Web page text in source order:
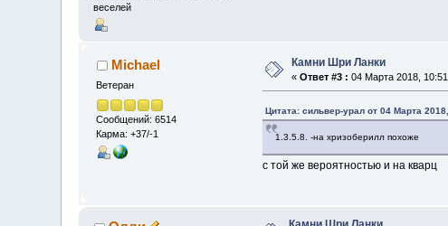
веселей
Michael
Ветеран
Сообщений: 6514
Карма: +37/-1
Камни Шри Ланки
«Ответ #3 : 04 Марта 2018,
Цитата: сильвер-урал от 04 Марта
1.3.5.8. -на хризоберилл похоже
с той же вероятностью и на кварц